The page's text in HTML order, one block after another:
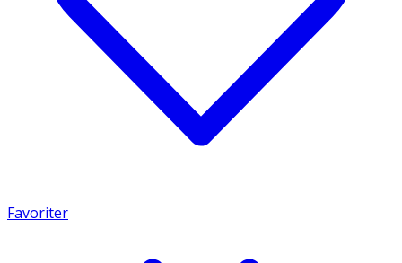
Favoriter